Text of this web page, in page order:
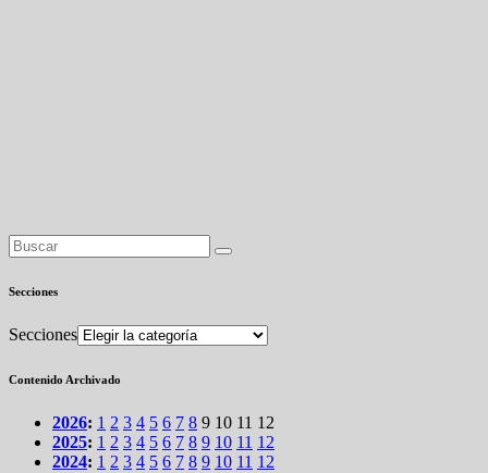
Secciones
Secciones
Contenido Archivado
2026: 1 2 3 4 5 6 7 8 9 10 11 12
2025: 1 2 3 4 5 6 7 8 9 10 11 12
2024: 1 2 3 4 5 6 7 8 9 10 11 12